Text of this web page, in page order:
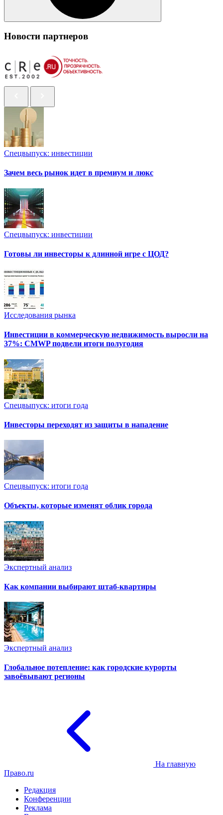
Новости партнеров
Спецвыпуск: инвестиции
Зачем весь рынок идет в премиум и люкс
Спецвыпуск: инвестиции
Готовы ли инвесторы к длинной игре с ЦОД?
Исследования рынка
Инвестиции в коммерческую недвижимость выросли на
37%: CMWP подвели итоги полугодия
Спецвыпуск: итоги года
Инвесторы переходят из защиты в нападение
Спецвыпуск: итоги года
Объекты, которые изменят облик города
Экспертный анализ
Как компании выбирают штаб-квартиры
Экспертный анализ
Глобальное потепление: как городские курорты
завоёвывают регионы
На главную
Право.ru
Редакция
Конференции
Реклама